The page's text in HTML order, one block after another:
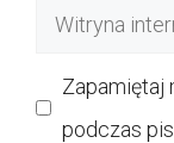
Witryna
Zapamiętaj
podczas